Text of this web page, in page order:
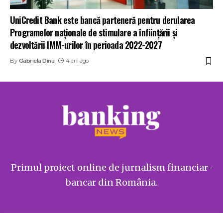
UniCredit Bank este bancă parteneră pentru derularea
Programelor naționale de stimulare a înființării și
dezvoltării IMM-urilor în perioada 2022-2027
By Gabriela Dinu 4 ani ago
Primul proiect online de jurnalism financiar-
bancar din România.